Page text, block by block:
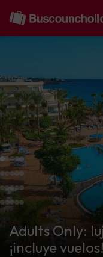
Adults Only:
¡incluye vuelos!